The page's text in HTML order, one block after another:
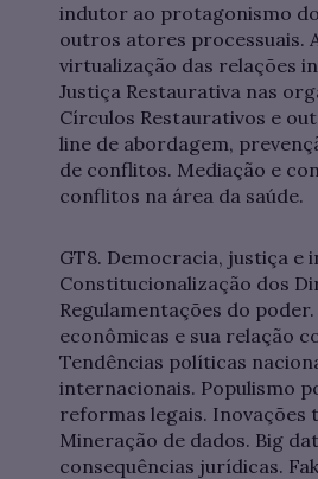
indutor ao protagonismo
outros atores processuais.
virtualização das relações
Justiça Restaurativa nas
Círculos Restaurativos e
line de abordagem,
de conflitos. Mediação e
conflitos na área da saúde.
GT8. Democracia, justiça e
Constitucionalização dos
Regulamentações do poder.
econômicas e sua relação
Tendências políticas
internacionais. Populismo
reformas legais. Inovações
Mineração de dados. Big
consequências jurídicas.